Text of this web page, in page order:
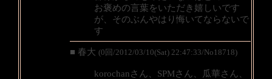
お褒めの言葉をいただき嬉しいです
が、そのぶんやはり悔いてならないで
す
■ 春大 (0回/2012/03/10(Sat) 22:47:33/No18718)
korochanさん、SPMさん、瓜華さん、